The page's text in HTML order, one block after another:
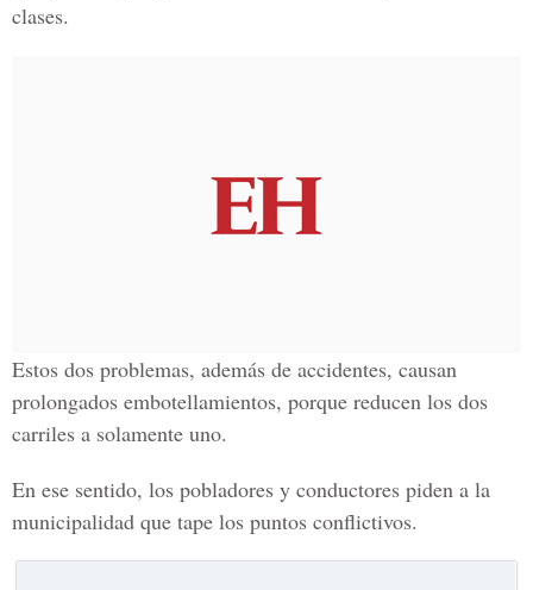
clases.
Estos dos problemas, además de accidentes, causan
prolongados embotellamientos, porque reducen los dos
carriles a solamente uno.
En ese sentido, los pobladores y conductores piden a la
municipalidad que tape los puntos conflictivos.